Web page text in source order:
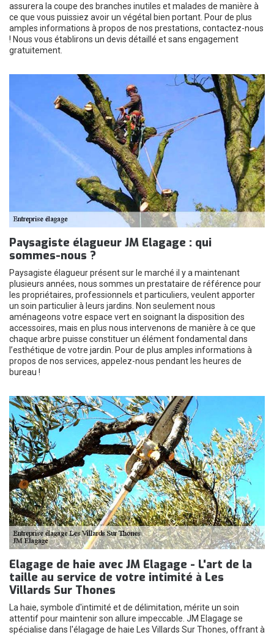
assurera la coupe des branches inutiles et malades de manière à
ce que vous puissiez avoir un végétal bien portant. Pour de plus
amples informations à propos de nos prestations, contactez-nous
! Nous vous établirons un devis détaillé et sans engagement
gratuitement.
Paysagiste élagueur JM Elagage : qui
sommes-nous ?
Paysagiste élagueur présent sur le marché il y a maintenant
plusieurs années, nous sommes un prestataire de référence pour
les propriétaires, professionnels et particuliers, veulent apporter
un soin particulier à leurs jardins. Non seulement nous
aménageons votre espace vert en soignant la disposition des
accessoires, mais en plus nous intervenons de manière à ce que
chaque arbre puisse constituer un élément fondamental dans
l’esthétique de votre jardin. Pour de plus amples informations à
propos de nos services, appelez-nous pendant les heures de
bureau !
Elagage de haie avec JM Elagage - L'art de la
taille au service de votre intimité à Les
Villards Sur Thones
La haie, symbole d'intimité et de délimitation, mérite un soin
attentif pour maintenir son allure impeccable. JM Elagage se
spécialise dans l'élagage de haie Les Villards Sur Thones, offrant à